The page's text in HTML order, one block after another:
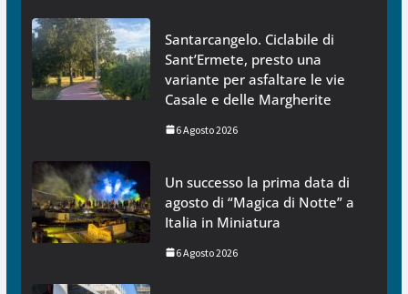
Santarcangelo. Ciclabile di
Sant’Ermete, presto una
variante per asfaltare le vie
Casale e delle Margherite
6 Agosto 2026
Un successo la prima data di
agosto di “Magica di Notte” a
Italia in Miniatura
6 Agosto 2026